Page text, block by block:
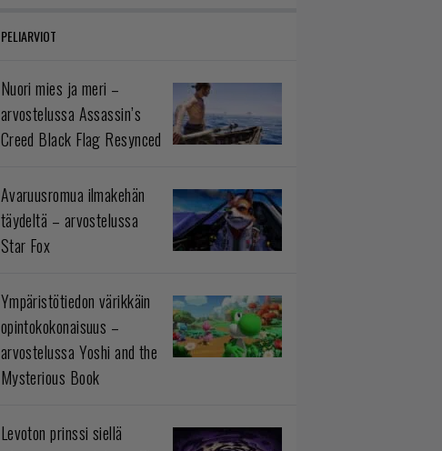
PELIARVIOT
Nuori mies ja meri –
arvostelussa Assassin’s
Creed Black Flag Resynced
Avaruusromua ilmakehän
täydeltä – arvostelussa
Star Fox
Ympäristötiedon värikkäin
opintokokonaisuus –
arvostelussa Yoshi and the
Mysterious Book
Levoton prinssi siellä